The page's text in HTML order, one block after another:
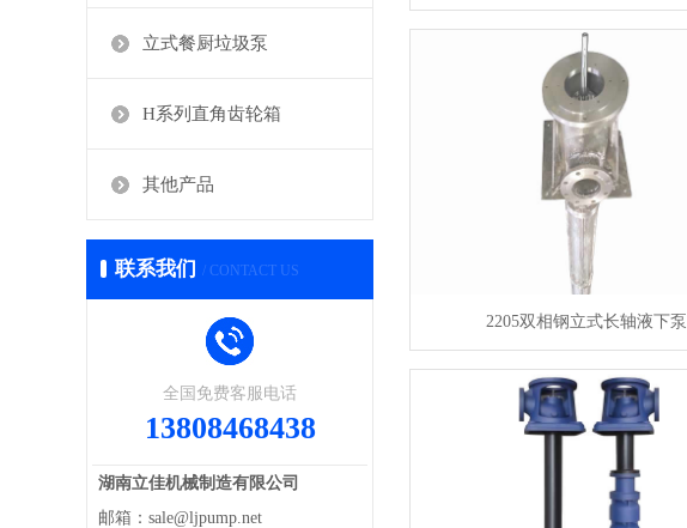
立式餐厨垃圾泵
H系列直角齿轮箱
其他产品
联系我们 / CONTACT US
全国免费客服电话
13808468438
湖南立佳机械制造有限公司
邮箱：sale@ljpump.net
2205双相钢立式长轴液下泵